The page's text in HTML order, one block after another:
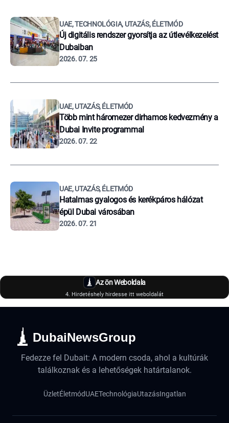
UAE, TECHNOLÓGIA, UTAZÁS, ÉLETMÓD
Új digitális rendszer gyorsítja az útlevélkezelést
Dubaiban
2026. 07. 25
UAE, UTAZÁS, ÉLETMÓD
Több mint háromezer dirhamos kedvezmény a
Dubai Invite programmal
2026. 07. 22
UAE, UTAZÁS, ÉLETMÓD
Hatalmas gyalogos és kerékpáros hálózat
épül Dubai városában
2026. 07. 21
Az ön Weboldala
4. Hirdetéshely hirdesse itt weboldalát
DubaiNewsGroup
Fedezze fel Dubait: A modern csoda, ahol a kultúrák
találkoznak és a lehetőségek határtalanok.
ÜzletÉletmódUAETechnológiaUtazásIngatlan